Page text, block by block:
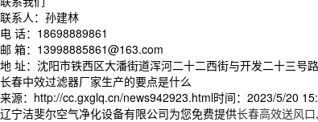
联系人：孙建林
电 话：18698889861
邮 箱：13998885861@163.com
地 址：沈阳市铁西区大潘街道浑河二十二西街与开发二十三号
长春中效过滤器厂家生产的要点是什么
来源：http://cc.gxglq.cn/news942923.html时间：2023/5/20
辽宁洁斐尔空气净化设备有限公司为您免费提供长春高效送风口